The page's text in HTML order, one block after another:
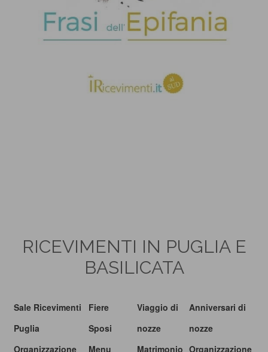
RICEVIMENTI IN PUGLIA E
BASILICATA
Sale Ricevimenti
Puglia
Organizzazione
Fiere
Sposi
Menu
Viaggio di
nozze
Matrimonio
Anniversari di
nozze
Organizzazione